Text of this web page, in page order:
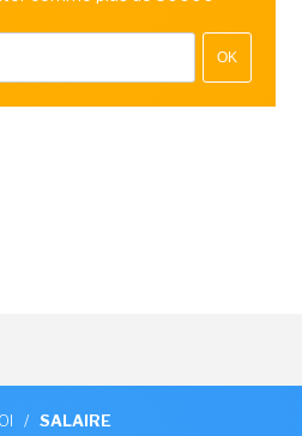
OK
/ SALAIRE